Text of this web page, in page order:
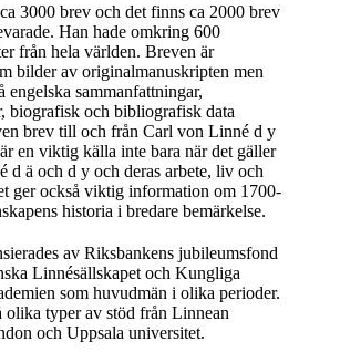
3000 brev och det finns ca 2000 brev
Han hade omkring 600
från hela världen. Breven är
bilder av originalmanuskripten men
engelska sammanfattningar,
biografisk och bibliografisk data
brev till och från Carl von Linné d y
en viktig källa inte bara när det gäller
d ä och d y och deras arbete, liv och
ger också viktig information om 1700-
historia i bredare bemärkelse.
av Riksbankens jubileumsfond
Linnésällskapet och Kungliga
som huvudmän i olika perioder.
olika typer av stöd från Linnean
och Uppsala universitet.